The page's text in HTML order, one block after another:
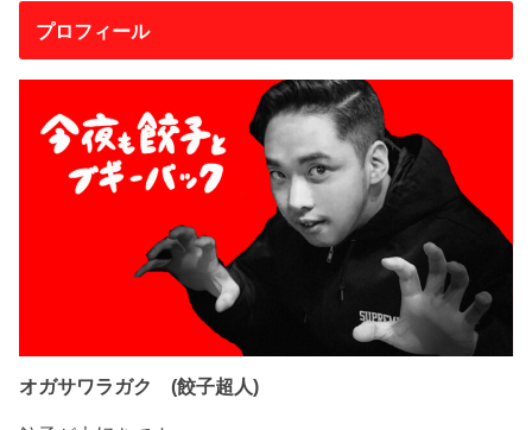
プロフィール
オガサワラガク (餃子超人)